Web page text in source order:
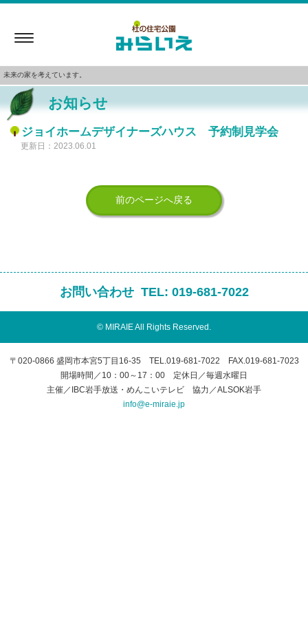
Toggle
未来の家を考えています。
お知らせ
ジョイホームデザイナーズハウス 予約制見学会
更新日：2023.06.01
前のページへ戻る
お問い合わせ TEL: 019-681-7022
© MIRAIE All Rights Reserved.
〒020-0866 盛岡市本宮5丁目16-35 TEL.019-681-7022 FAX.019-681-7023
開場時間／10：00～17：00 定休日／毎週水曜日
主催／IBC岩手放送・めんこいテレビ 協力／ALSOK岩手
info@e-miraie.jp